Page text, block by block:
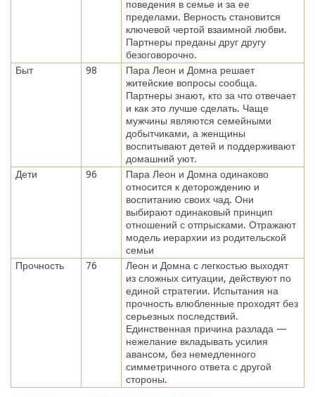
поведения в семье и за ее
пределами. Верность становится
ключевой чертой взаимной любви.
Партнеры преданы друг другу
безоговорочно.
Быт
98
Пара Леон и Домна решает
житейские вопросы сообща.
Партнеры знают, кто за что отвечает
и как это лучше сделать. Чаще
мужчины являются семейными
добытчиками, а женщины
воспитывают детей и поддерживают
домашний уют.
Дети
96
Пара Леон и Домна одинаково
относится к деторождению и
воспитанию своих чад. Они
выбирают одинаковый принцип
отношений с отпрысками. Отражают
модель иерархии из родительской
семьи
Прочность
76
Леон и Домна с легкостью выходят
из сложных ситуации, действуют по
единой стратегии. Испытания на
прочность влюбленные проходят без
серьезных последствий.
Единственная причина разлада —
нежелание вкладывать усилия
авансом, без немедленного
симметричного ответа с другой
стороны.